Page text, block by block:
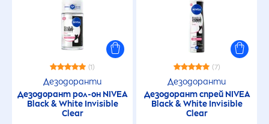
(1)
Дезодоранти
Дезодорант рол-он NIVEA
Black&WhiteInvisible
Clear
(7)
Дезодоранти
Дезодорант спрей NIVEA
Black&WhiteInvisible
Clear